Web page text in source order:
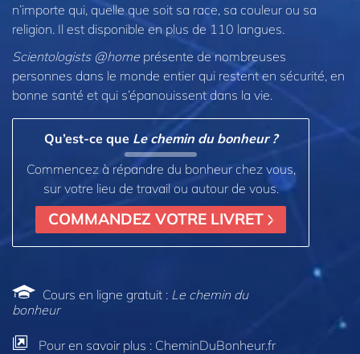
n’importe qui, quelle que soit sa race, sa couleur ou sa
religion. Il est disponible en plus de 110 langues.
Scientologists @home présente de nombreuses
personnes dans le monde entier qui restent en sécurité, en
bonne santé et qui s’épanouissent dans la vie.
Qu’est-ce que Le chemin du bonheur ?
Commencez à répandre du bonheur chez vous,
sur votre lieu de travail ou autour de vous.
COMMANDEZ VOTRE LIVRET
Cours en ligne gratuit : Le chemin du
bonheur
Pour en savoir plus : CheminDuBonheur.fr